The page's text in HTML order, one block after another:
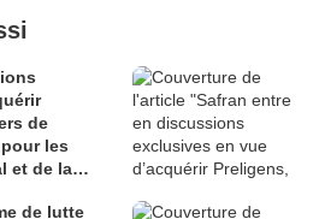
de
les
et de la
de lutte